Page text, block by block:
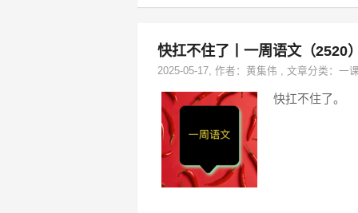
快扛不住了丨一周语文（2520）
2025-05-17, 作者： 黄集伟 , 文章分类： 一
快扛不住了。